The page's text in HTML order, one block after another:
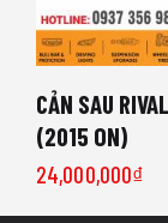
CẢN SAU
(2015 ON)
24,000,000₫